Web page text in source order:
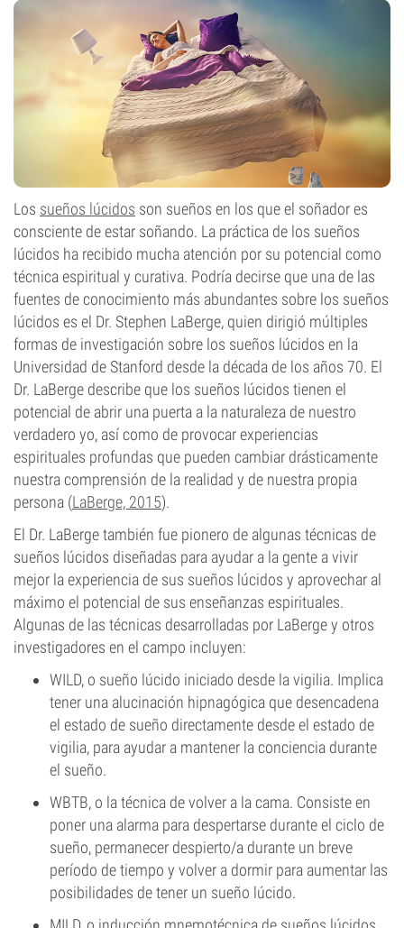
Los sueños lúcidos son sueños en los que el soñador es
consciente de estar soñando. La práctica de los sueños
lúcidos ha recibido mucha atención por su potencial como
técnica espiritual y curativa. Podría decirse que una de las
fuentes de conocimiento más abundantes sobre los sueños
lúcidos es el Dr. Stephen LaBerge, quien dirigió múltiples
formas de investigación sobre los sueños lúcidos en la
Universidad de Stanford desde la década de los años 70. El
Dr. LaBerge describe que los sueños lúcidos tienen el
potencial de abrir una puerta a la naturaleza de nuestro
verdadero yo, así como de provocar experiencias
espirituales profundas que pueden cambiar drásticamente
nuestra comprensión de la realidad y de nuestra propia
persona (LaBerge, 2015).
El Dr. LaBerge también fue pionero de algunas técnicas de
sueños lúcidos diseñadas para ayudar a la gente a vivir
mejor la experiencia de sus sueños lúcidos y aprovechar al
máximo el potencial de sus enseñanzas espirituales.
Algunas de las técnicas desarrolladas por LaBerge y otros
investigadores en el campo incluyen:
WILD, o sueño lúcido iniciado desde la vigilia. Implica
tener una alucinación hipnagógica que desencadena
el estado de sueño directamente desde el estado de
vigilia, para ayudar a mantener la conciencia durante
el sueño.
WBTB, o la técnica de volver a la cama. Consiste en
poner una alarma para despertarse durante el ciclo de
sueño, permanecer despierto/a durante un breve
período de tiempo y volver a dormir para aumentar las
posibilidades de tener un sueño lúcido.